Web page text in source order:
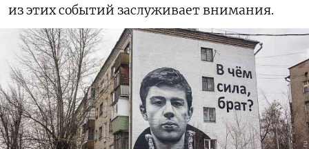
из этих событий заслуживает внимания.